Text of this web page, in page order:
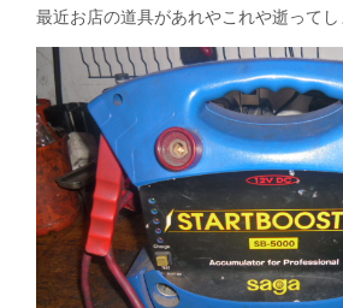
最近お店の道具があれやこれや逝ってし